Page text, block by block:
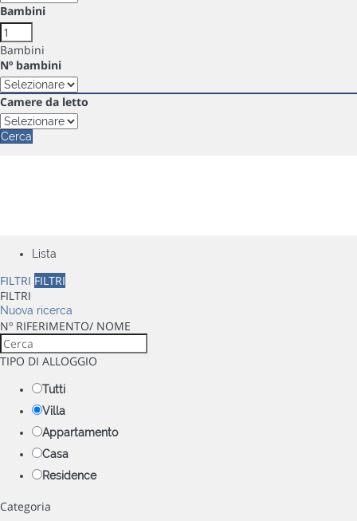
Bambini
Bambini
Nº bambini
Camere da letto
Cerca
Lista
FILTRI FILTRI
FILTRI
Nuova ricerca
Nº RIFERIMENTO/ NOME
TIPO DI ALLOGGIO
Tutti
Villa
Appartamento
Casa
Residence
Categoria